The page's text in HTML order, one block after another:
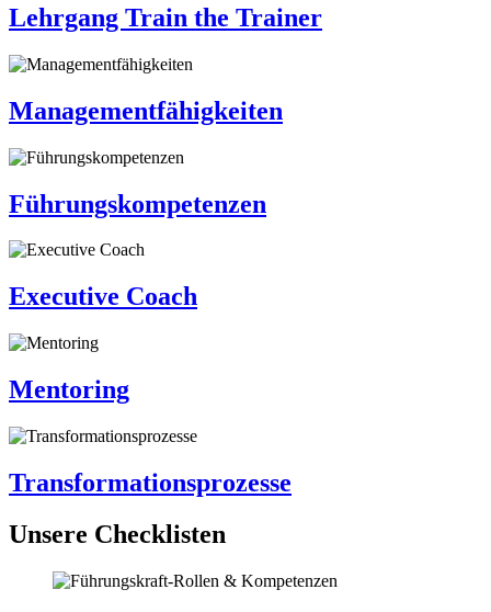
Lehrgang Train the Trainer
Managementfähigkeiten
Führungskompetenzen
Executive Coach
Mentoring
Transformationsprozesse
Unsere Checklisten